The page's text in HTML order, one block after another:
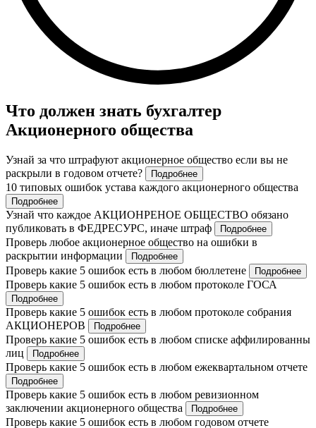
Что должен знать бухгалтер
Акционерного общества
Узнай за что штрафуют акционерное общество если вы не
раскрыли в годовом отчете?
Подробнее
10 типовых ошибок устава каждого акционерного общества
Подробнее
Узнай что каждое АКЦИОНРЕНОЕ ОБЩЕСТВО обязано
публиковать в ФЕДРЕСУРС, иначе штраф
Подробнее
Проверь любое акционерное общество на ошибки в
раскрытии информации
Подробнее
Проверь какие 5 ошибок есть в любом бюллетене Подробнее
Проверь какие 5 ошибок есть в любом протоколе ГОСА
Подробнее
Проверь какие 5 ошибок есть в любом протоколе собрания
АКЦИОНЕРОВ
Подробнее
Проверь какие 5 ошибок есть в любом списке аффилированны
лиц
Подробнее
Проверь какие 5 ошибок есть в любом ежеквартальном отчете
Подробнее
Проверь какие 5 ошибок есть в любом ревизионном
заключении акционерного общества
Подробнее
Проверь какие 5 ошибок есть в любом годовом отчете